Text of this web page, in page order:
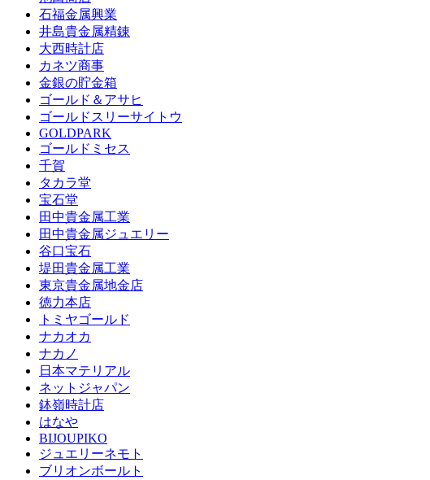
石福金属興業
井島貴金属精錬
大西時計店
カネツ商事
金銀の貯金箱
ゴールド＆アサヒ
ゴールドスリーサイトウ
GOLDPARK
ゴールドミセス
千賀
タカラ堂
宝石堂
田中貴金属工業
田中貴金属ジュエリー
谷口宝石
堤田貴金属工業
東京貴金属地金店
徳力本店
トミヤゴールド
ナカオカ
ナカノ
日本マテリアル
ネットジャパン
鉢嶺時計店
はなや
BIJOUPIKO
ジュエリーネモト
ブリオンボールト